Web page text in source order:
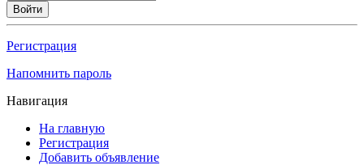
Войти
Регистрация
Напомнить пароль
Навигация
На главную
Регистрация
Добавить объявление